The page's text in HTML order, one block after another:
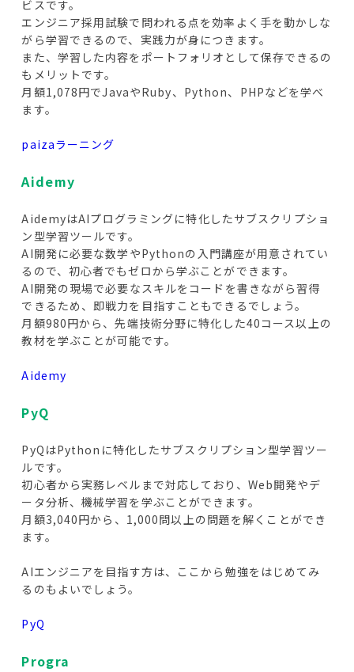
ビスです。
エンジニア採用試験で問われる点を効率よく手を動かしな
がら学習できるので、実践力が身につきます。
また、学習した内容をポートフォリオとして保存できるの
もメリットです。
月額1,078円でJavaやRuby、Python、PHPなどを学べ
ます。
paizaラーニング
Aidemy
AidemyはAIプログラミングに特化したサブスクリプショ
ン型学習ツールです。
AI開発に必要な数学やPythonの入門講座が用意されてい
るので、初心者でもゼロから学ぶことができます。
AI開発の現場で必要なスキルをコードを書きながら習得
できるため、即戦力を目指すこともできるでしょう。
月額980円から、先端技術分野に特化した40コース以上の
教材を学ぶことが可能です。
Aidemy
PyQ
PyQはPythonに特化したサブスクリプション型学習ツー
ルです。
初心者から実務レベルまで対応しており、Web開発やデ
ータ分析、機械学習を学ぶことができます。
月額3,040円から、1,000問以上の問題を解くことができ
ます。
AIエンジニアを目指す方は、ここから勉強をはじめてみ
るのもよいでしょう。
PyQ
Progra